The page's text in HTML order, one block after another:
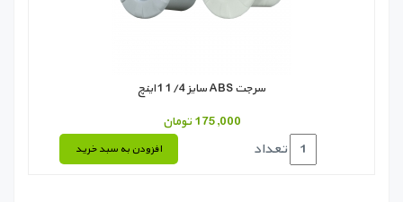
سرجت ABS سایز 1/4 1 اینچ
175,000 تومان
تعداد افزودن به سبد خرید